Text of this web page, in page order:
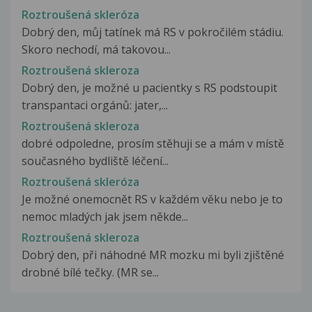
Roztroušená skleróza
Dobrý den, můj tatínek má RS v pokročilém stádiu.
Skoro nechodí, má takovou...
Roztroušená skleroza
Dobrý den, je možné u pacientky s RS podstoupit
transpantaci orgánů: jater,...
Roztroušená skleroza
dobré odpoledne, prosím stěhuji se a mám v místě
současného bydliště léčení...
Roztroušená skleróza
Je možné onemocnět RS v každém věku nebo je to
nemoc mladých jak jsem někde...
Roztroušená skleroza
Dobrý den, při náhodné MR mozku mi byli zjištěné
drobné bílé tečky. (MR se...